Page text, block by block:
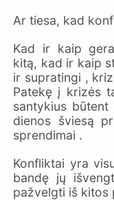
Ar tiesa, kad
Kad ir kaip
kitą, kad ir kaip
ir supratingi ,
Patekę į krizės
santykius
dienos šviesą
sprendimai .
Konfliktai yra
bandę jų
pažvelgti iš kitos